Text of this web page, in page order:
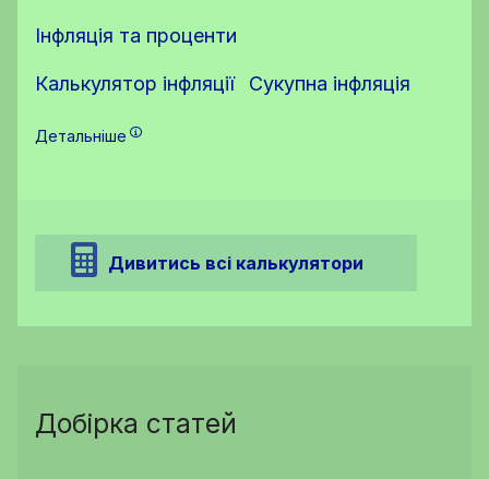
Інфляція та проценти
Калькулятор інфляції Сукупна інфляція
Детальніше
Дивитись всі калькулятори
Добірка статей